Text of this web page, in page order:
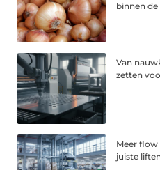
binnen
Van
zetten
Meer
juiste